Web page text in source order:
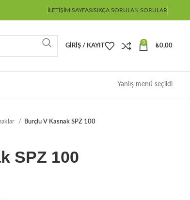
İLETIŞIM SAYFASISIKÇA SORULAN SORULAR
GIRIŞ / KAYIT
0
₺0,00
Yanlış menü seçildi
Burçlu V Kasnak SPZ 100
SPZ 100